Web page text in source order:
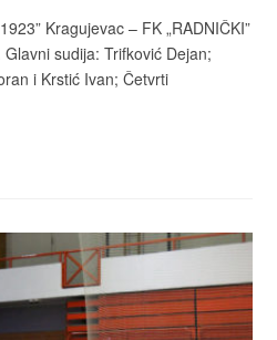
Kragujevac – FK „RADNIČKI”
sudija: Trifković Dejan;
i Krstić Ivan; Četvrti